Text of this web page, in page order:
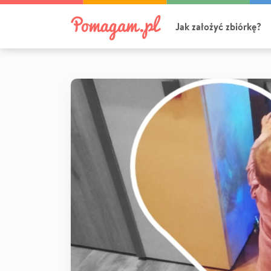
Jak założyć zbiórkę?